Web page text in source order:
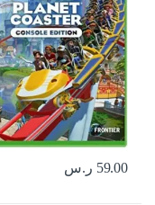
59.00 ر.س